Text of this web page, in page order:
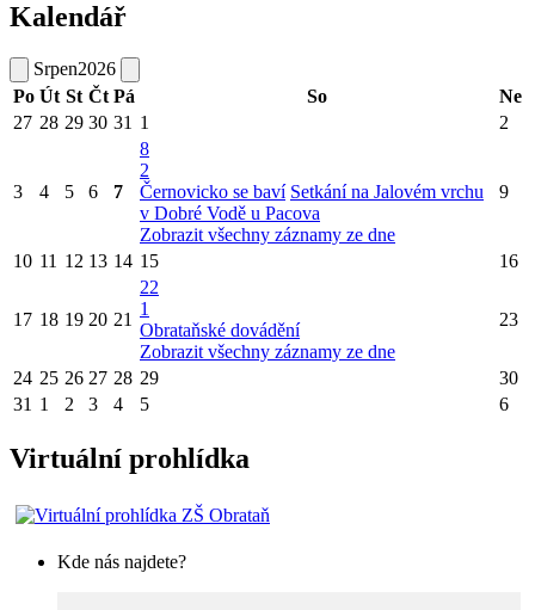
Kalendář
Srpen2026
Po Út St Čt Pá So
Ne
27 28 29 30 31 1 2
3 4 5 6 7
8
2
Černovicko se baví Setkání na Jalovém vrchu
v Dobré Vodě u Pacova
Zobrazit všechny záznamy ze dne
9
10 11 12 13 14 15 16
17 18 19 20 21
22
1
Obrataňské dovádění
Zobrazit všechny záznamy ze dne
23
24 25 26 27 28 29
30
31 1 2 3 4 5 6
Virtuální prohlídka
Kde nás najdete?